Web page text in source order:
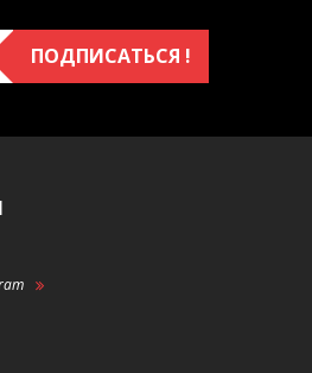
ПОДПИСАТЬСЯ !